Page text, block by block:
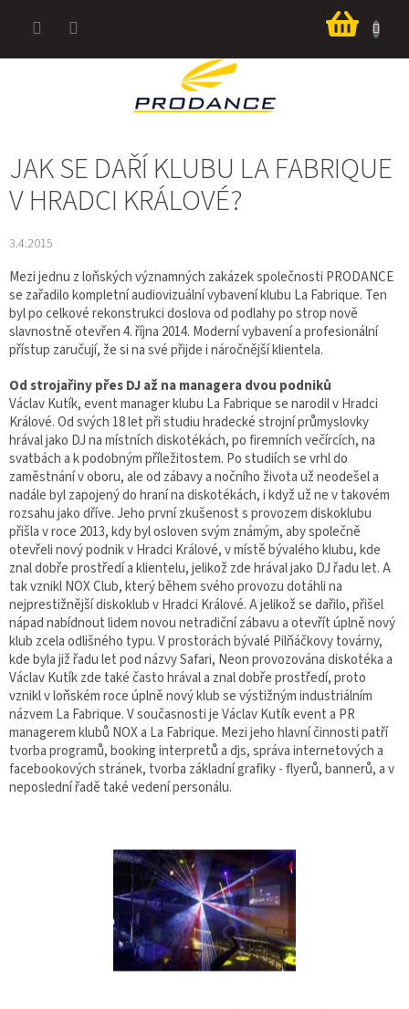
košík
JAK SE DAŘÍ KLUBU LA FABRIQUE
V HRADCI KRÁLOVÉ?
3.4.2015
Mezi jednu z loňských významných zakázek společnosti PRODANCE
se zařadilo kompletní audiovizuální vybavení klubu La Fabrique. Ten
byl po celkové rekonstrukci doslova od podlahy po strop nově
slavnostně otevřen 4. října 2014. Moderní vybavení a profesionální
přístup zaručují, že si na své přijde i náročnější klientela.
Od strojařiny přes DJ až na managera dvou podniků
Václav Kutík, event manager klubu La Fabrique se narodil v Hradci
Králové. Od svých 18 let při studiu hradecké strojní průmyslovky
hrával jako DJ na místních diskotékách, po firemních večírcích, na
svatbách a k podobným příležitostem. Po studiích se vrhl do
zaměstnání v oboru, ale od zábavy a nočního života už neodešel a
nadále byl zapojený do hraní na diskotékách, i když už ne v takovém
rozsahu jako dříve. Jeho první zkušenost s provozem diskoklubu
přišla v roce 2013, kdy byl osloven svým známým, aby společně
otevřeli nový podnik v Hradci Králové, v místě bývalého klubu, kde
znal dobře prostředí a klientelu, jelikož zde hrával jako DJ řadu let. A
tak vznikl NOX Club, který během svého provozu dotáhli na
nejprestižnější diskoklub v Hradci Králové. A jelikož se dařilo, přišel
nápad nabídnout lidem novou netradiční zábavu a otevřít úplně nový
klub zcela odlišného typu. V prostorách bývalé Pilňáčkovy továrny,
kde byla již řadu let pod názvy Safari, Neon provozována diskotéka a
Václav Kutík zde také často hrával a znal dobře prostředí, proto
vznikl v loňském roce úplně nový klub se výstižným industriálním
názvem La Fabrique. V současnosti je Václav Kutík event a PR
managerem klubů NOX a La Fabrique. Mezi jeho hlavní činnosti patří
tvorba programů, booking interpretů a djs, správa internetových a
facebookových stránek, tvorba základní grafiky - flyerů, bannerů, a v
neposlední řadě také vedení personálu.